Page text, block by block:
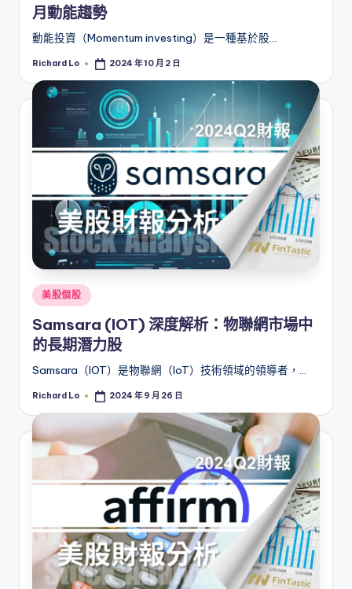
月動能趨勢
動能投資（Momentum investing）是一種基於股…
Posted
Richard Lo 2024 年 10 月 2 日
Posted
in
美股個股
Samsara (IOT) 深度解析：物聯網市場中
的長期潛力股
Samsara（IOT）是物聯網（IoT）技術領域的領導者，…
Posted
Richard Lo 2024 年 9 月 26 日